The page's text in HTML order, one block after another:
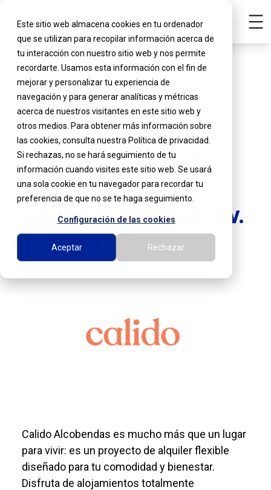
Este sitio web almacena cookies en tu ordenador
que se utilizan para recopilar información acerca de
tu interacción con nuestro sitio web y nos permite
recordarte. Usamos esta información con el fin de
mejorar y personalizar tu experiencia de
navegación y para generar analíticas y métricas
acerca de nuestros visitantes en este sitio web y
otros medios. Para obtener más información sobre
las cookies, consulta nuestra Política de privacidad.
Si rechazas, no se hará seguimiento de tu
información cuando visites este sitio web. Se usará
una sola cookie en tu navegador para recordar tu
preferencia de que no se te haga seguimiento.
Configuración de las cookies
Aceptar Rechazar
Ver promociones
Calido Alcobendas |
Parking mensual en
Calido Alcobendas (Av.
Industria, 7)
Calido Alcobendas es mucho más que un lugar
para vivir: es un proyecto de alquiler flexible
diseñado para tu comodidad y bienestar.
Disfruta de alojamientos totalmente